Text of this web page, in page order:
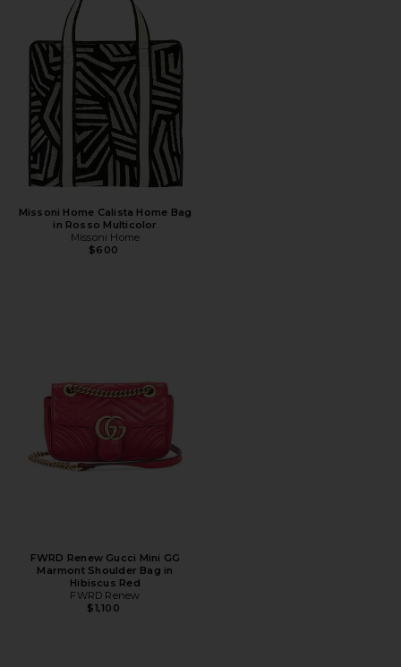
Missoni Home Calista Home Bag
in Rosso Multicolor
Missoni Home
$600
FWRD Renew Gucci Mini GG
Marmont Shoulder Bag in
Hibiscus Red
FWRD Renew
$1,100